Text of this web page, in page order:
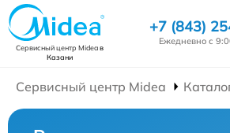
Сервисный центр Mideaв
Казани
+7 (843)
Ежедневно с
Сервисный центр Midea